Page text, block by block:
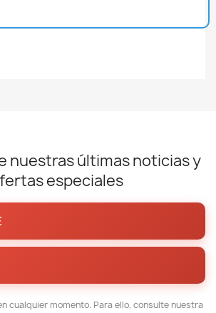
nuestras últimas noticias y
especiales
cualquier momento. Para ello, consulte nuestra